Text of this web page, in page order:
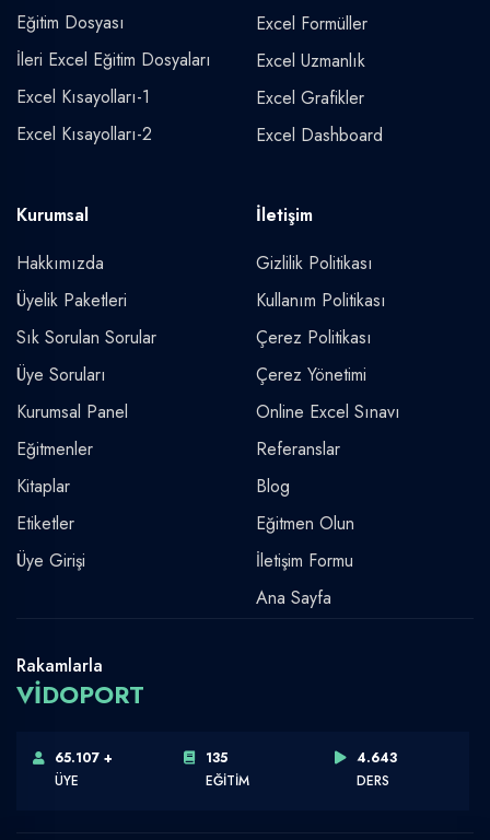
Eğitim Dosyası
İleri Excel Eğitim Dosyaları
Excel Kısayolları-1
Excel Kısayolları-2
Excel Formüller
Excel Uzmanlık
Excel Grafikler
Excel Dashboard
Kurumsal
Hakkımızda
Üyelik Paketleri
Sık Sorulan Sorular
Üye Soruları
Kurumsal Panel
Eğitmenler
Kitaplar
Etiketler
Üye Girişi
İletişim
Gizlilik Politikası
Kullanım Politikası
Çerez Politikası
Çerez Yönetimi
Online Excel Sınavı
Referanslar
Blog
Eğitmen Olun
İletişim Formu
Ana Sayfa
Rakamlarla
VİDOPORT
65.107 +
ÜYE
135
EĞİTİM
4.643
DERS